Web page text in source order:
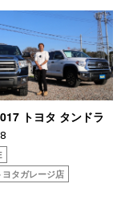
トヨタ タンドラ
ヨタガレージ店